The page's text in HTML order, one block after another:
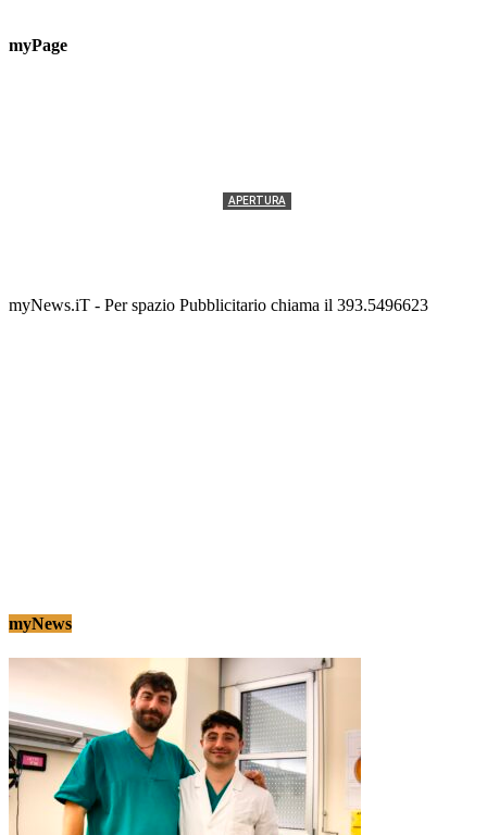
myPage
APERTURA
myNews.iT - Per spazio Pubblicitario chiama il 393.5496623
myNews